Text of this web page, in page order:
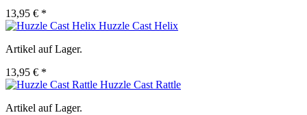
13,95 € *
Huzzle Cast Helix
Artikel auf Lager.
13,95 € *
Huzzle Cast Rattle
Artikel auf Lager.